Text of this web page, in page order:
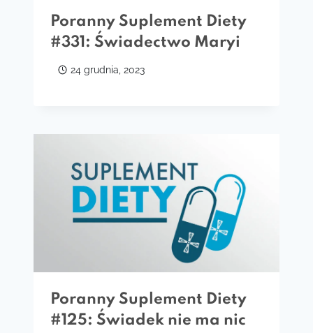
Poranny Suplement Diety
#331: Świadectwo Maryi
24 grudnia, 2023
Poranny Suplement Diety
#125: Świadek nie ma nic